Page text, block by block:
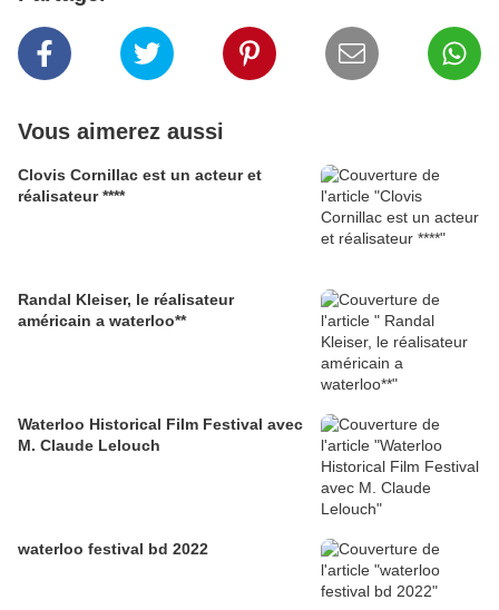
Vous aimerez aussi
Clovis Cornillac est un acteur et
réalisateur ****
Randal Kleiser, le réalisateur
américain a waterloo**
Waterloo Historical Film Festival avec
M. Claude Lelouch
waterloo festival bd 2022